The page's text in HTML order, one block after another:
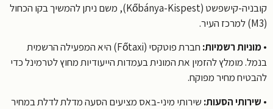
קובניה-קישפשט (Kőbánya-Kispest), משם ניתן להמשיך בקו הכחול
רשמיות:
חברת פוטקסי (Főtaxi) היא המפעילה הרשמית
מומלץ להזמין את המונית בעמדות הייעודיות מחוץ לטרמינל כדי
מחיר מפוקח.
הסעות:שירותי מיני-באס מציעים הסעה מדלת לדלת במחיר